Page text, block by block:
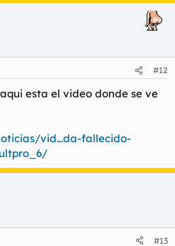
#12
esta el video donde se ve
vid...da-fallecido-
#13